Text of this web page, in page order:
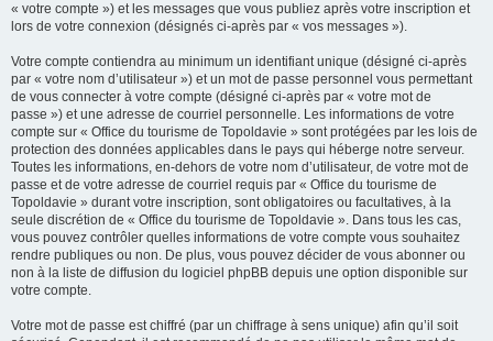
« votre compte ») et les messages que vous publiez après votre inscription et
lors de votre connexion (désignés ci-après par « vos messages »).
Votre compte contiendra au minimum un identifiant unique (désigné ci-après
par « votre nom d’utilisateur ») et un mot de passe personnel vous permettant
de vous connecter à votre compte (désigné ci-après par « votre mot de
passe ») et une adresse de courriel personnelle. Les informations de votre
compte sur « Office du tourisme de Topoldavie » sont protégées par les lois de
protection des données applicables dans le pays qui héberge notre serveur.
Toutes les informations, en-dehors de votre nom d’utilisateur, de votre mot de
passe et de votre adresse de courriel requis par « Office du tourisme de
Topoldavie » durant votre inscription, sont obligatoires ou facultatives, à la
seule discrétion de « Office du tourisme de Topoldavie ». Dans tous les cas,
vous pouvez contrôler quelles informations de votre compte vous souhaitez
rendre publiques ou non. De plus, vous pouvez décider de vous abonner ou
non à la liste de diffusion du logiciel phpBB depuis une option disponible sur
votre compte.
Votre mot de passe est chiffré (par un chiffrage à sens unique) afin qu’il soit